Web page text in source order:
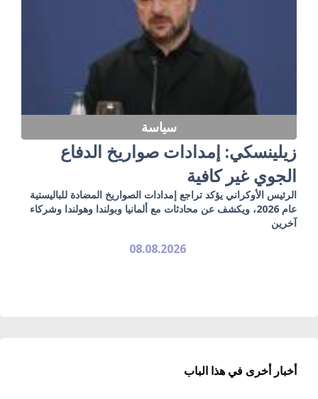
سياسة
زيلينسكي: إمدادات صواريخ الدفاع
الجوي غير كافية
الرئيس الأوكراني يؤكد تراجع إمدادات الصواريخ المضادة للباليستية
عام 2026، ويكشف عن محادثات مع ألمانيا وبولندا وهولندا وشركاء
آخرين
08.08.2026
أخبار أخرى في هذا الباب